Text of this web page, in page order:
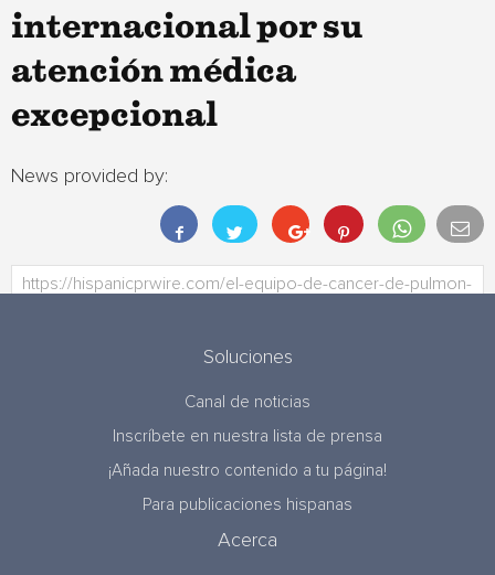
internacional por su
atención médica
excepcional
News provided by:
Soluciones
Canal de noticias
Inscríbete en nuestra lista de prensa
¡Añada nuestro contenido a tu página!
Para publicaciones hispanas
Acerca